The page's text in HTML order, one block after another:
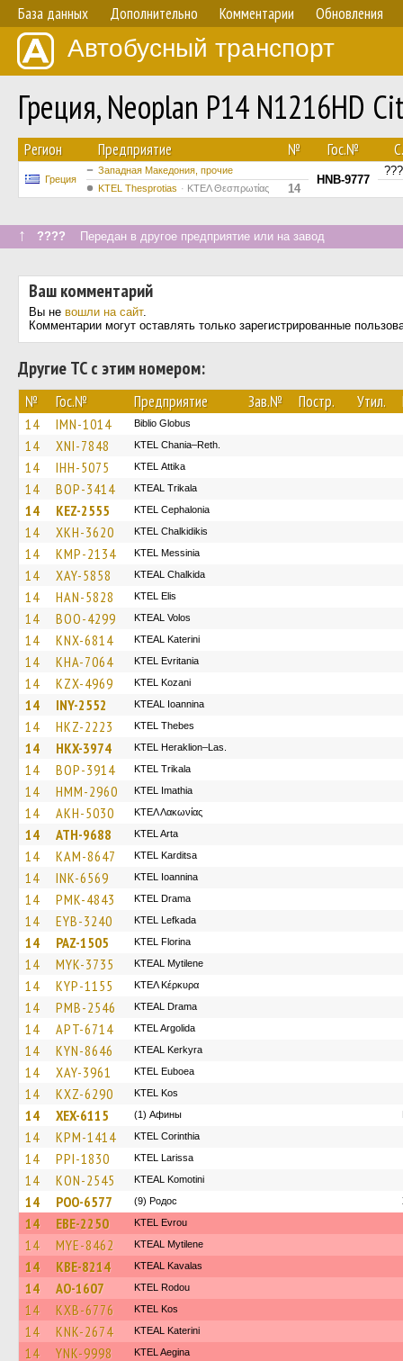
База данных Дополнительно Комментарии Обновления
Автобусный транспорт
Греция, Neoplan P14 N1216HD
Регион Предприятие № Гос.№
Греция
Западная Македония, прочие
HNB-9777
KTEL Thesprotias ΚΤΕΛ Θεσπρωτίας 14
↑ ???? Передан в другое предприятие или на завод
Ваш комментарий
Вы не вошли на сайт.
Комментарии могут оставлять только зарегистрированные
Другие ТС с этим номером:
№ Гос.№ Предприятие Зав.№ Постр. Утил.
14 IMN-1014 Biblio Globus
14 XNI-7848 KTEL Chania–Reth.
14 IHH-5075 KΤΕL Αttika
14 BOP-3414 KTEAL Trikala
14 KEZ-2555 KTEL Cephalonia
14 XKH-3620 ΚΤΕL Chalkidikis
14 KMP-2134 KTEL Messinia
14 XAY-5858 KTEAL Chalkida
14 HAN-5828 KTEL Elis
14 BOO-4299 KTEAL Volos
14 KNX-6814 KTEAL Katerini
14 KHA-7064 ΚΤΕL Evritania
14 KZX-4969 ΚΤΕL Kozani
14 INY-2552 KTEAL Ioannina
14 HKZ-2223 KTEL Thebes
14 HKX-3974 KTEL Heraklion–Las.
14 BOP-3914 ΚΤΕL Τrikala
14 HMM-2960 KTEL Imathia
14 AKH-5030 ΚΤΕΛ Λακωνίας
14 ATH-9688 KTEL Arta
14 KAM-8647 ΚΤΕL Karditsa
14 INK-6569 KTEL Ioannina
14 PMK-4843 KTEL Drama
14 EYB-3240 KTEL Lefkada
14 PAZ-1505 KTEL Florina
14 MYK-3735 KTEAL Mytilene
14 KYP-1155 ΚΤΕΛ Κέρκυρα
14 PMB-2546 KTEAL Drama
14 APT-6714 KTEL Argolida
14 KYN-8646 KTEAL Kerkyra
14 XAY-3961 ΚΤΕL Euboea
14 KXZ-6290 KTEL Kos
14 XEX-6115 (1) Афины
14 KPM-1414 KTEL Corinthia
14 PPI-1830 KTEL Larissa
14 KON-2545 KTEAL Komotini
14 POO-6577 (9) Родос
14 EBE-2250 KTEL Evrou
14 MYE-8462 KTEAL Mytilene
14 KBE-8214 KTEAL Kavalas
14 AO-1607 ΚΤΕL Rodou
14 KXB-6776 KTEL Kos
14 KNK-2674 KTEAL Katerini
14 YNK-9998 KTEL Aegina